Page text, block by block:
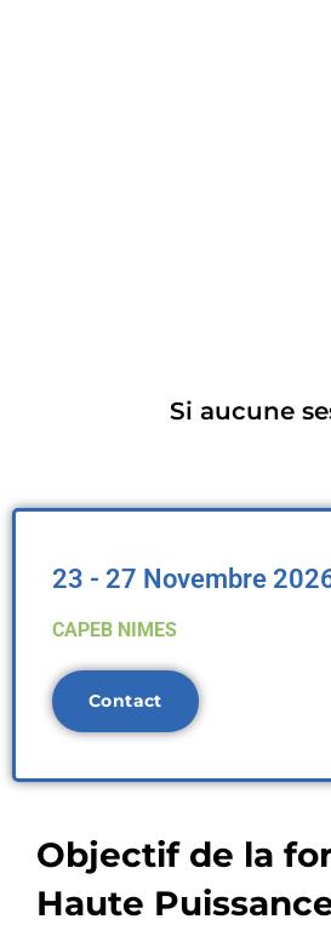
Si aucune
23 - 27 Novembre
CAPEB NIMES
Contact
Objectif de la
Haute